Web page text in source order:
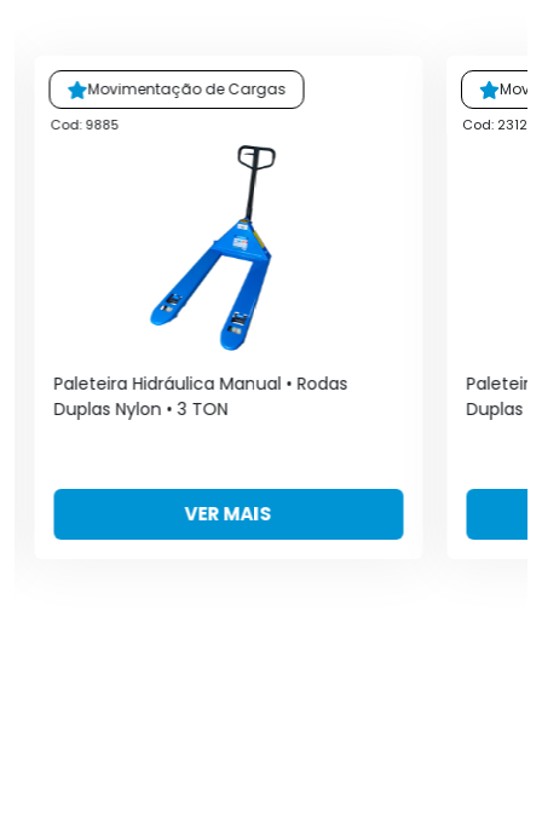
Movimentação de Cargas
Cod: 9885
Paleteira Hidráulica Manual • Rodas
Duplas Nylon • 3 TON
VER MAIS
Cod: 2312
Duplas